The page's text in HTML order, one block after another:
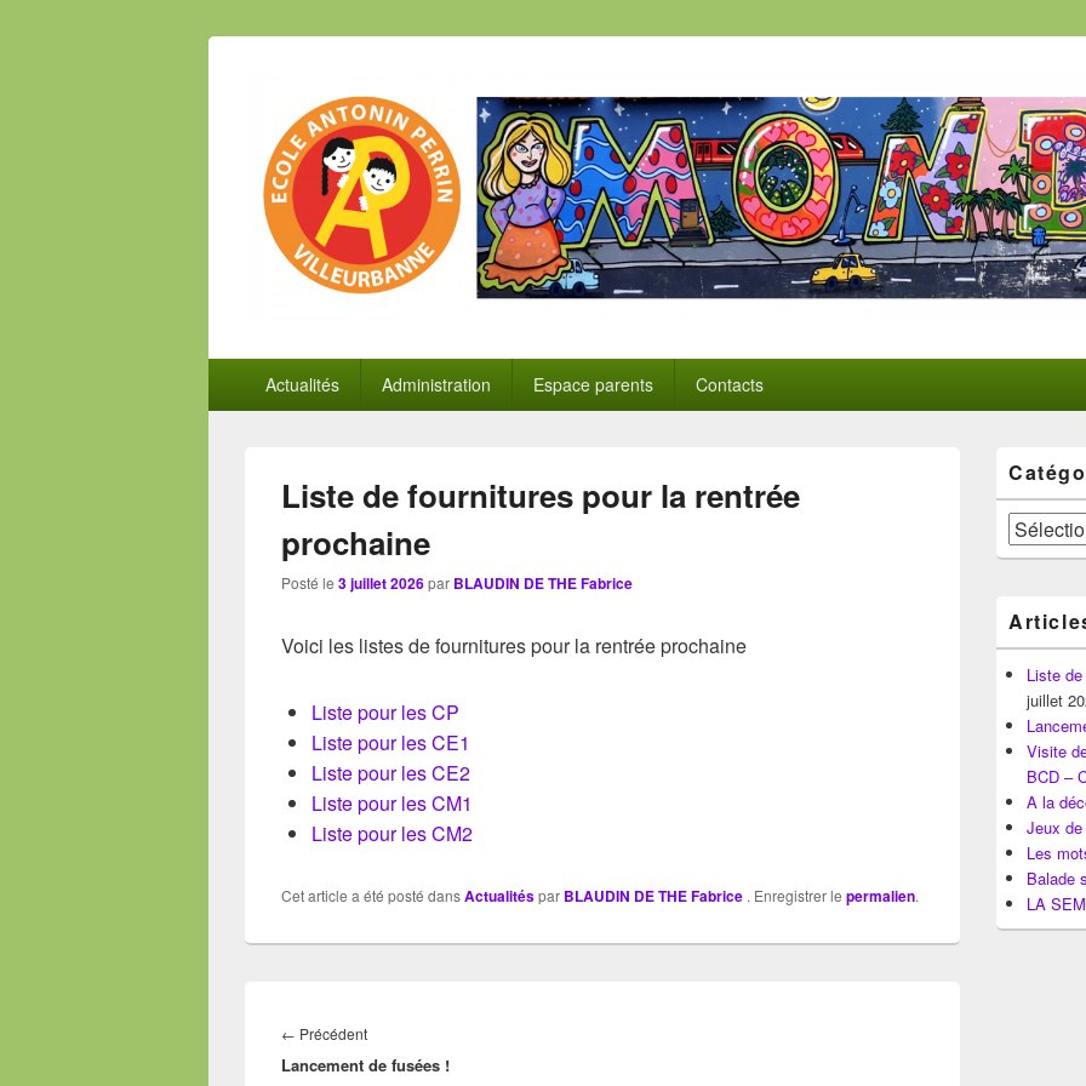
principalActualités Administration Espace parents Contacts
Liste de fournitures pour la rentrée
prochaine
Posté le 3 juillet 2026par BLAUDIN DE THE Fabrice
Voici les listes de fournitures pour la rentrée prochaine
Liste pour les CP
Liste pour les CE1
Liste pour les CE2
Liste pour les CM1
Liste pour les CM2
Cet article a été posté dansActualitéspar BLAUDIN DE THE Fabrice . Enregistrer le permalien.
de
l’article
← PrécédentArticle
précédent :
Lancement de fusées !
principale
de
widget
pour
la
Catégories
Liste
juillet
Visite
BCD –
A la
Jeux
Les
Balade
LA